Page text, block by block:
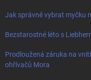
Jak správně vybrat myčku
Bezstarostné léto s
Prodloužená záruka na
ohřívačů Mora